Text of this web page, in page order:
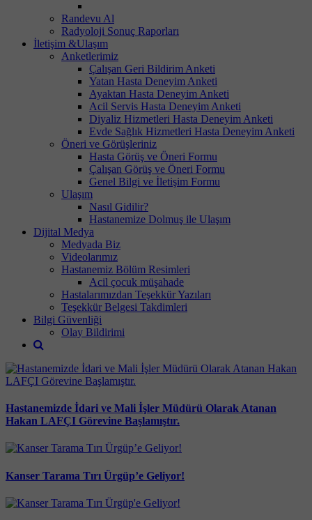
Randevu Al
Radyoloji Sonuç Raporları
İletişim &Ulaşım
Anketlerimiz
Çalışan Geri Bildirim Anketi
Yatan Hasta Deneyim Anketi
Ayaktan Hasta Deneyim Anketi
Acil Servis Hasta Deneyim Anketi
Diyaliz Hizmetleri Hasta Deneyim Anketi
Evde Sağlık Hizmetleri Hasta Deneyim Anketi
Öneri ve Görüşleriniz
Hasta Görüş ve Öneri Formu
Çalışan Görüş ve Öneri Formu
Genel Bilgi ve İletişim Formu
Ulaşım
Nasıl Gidilir?
Hastanemize Dolmuş ile Ulaşım
Dijital Medya
Medyada Biz
Videolarımız
Hastanemiz Bölüm Resimleri
Acil çocuk müşahade
Hastalarımızdan Teşekkür Yazıları
Teşekkür Belgesi Takdimleri
Bilgi Güvenliği
Olay Bildirimi
Hastanemizde İdari ve Mali İşler Müdürü Olarak Atanan
Hakan LAFÇI Görevine Başlamıştır.
Kanser Tarama Tırı Ürgüp’e Geliyor!